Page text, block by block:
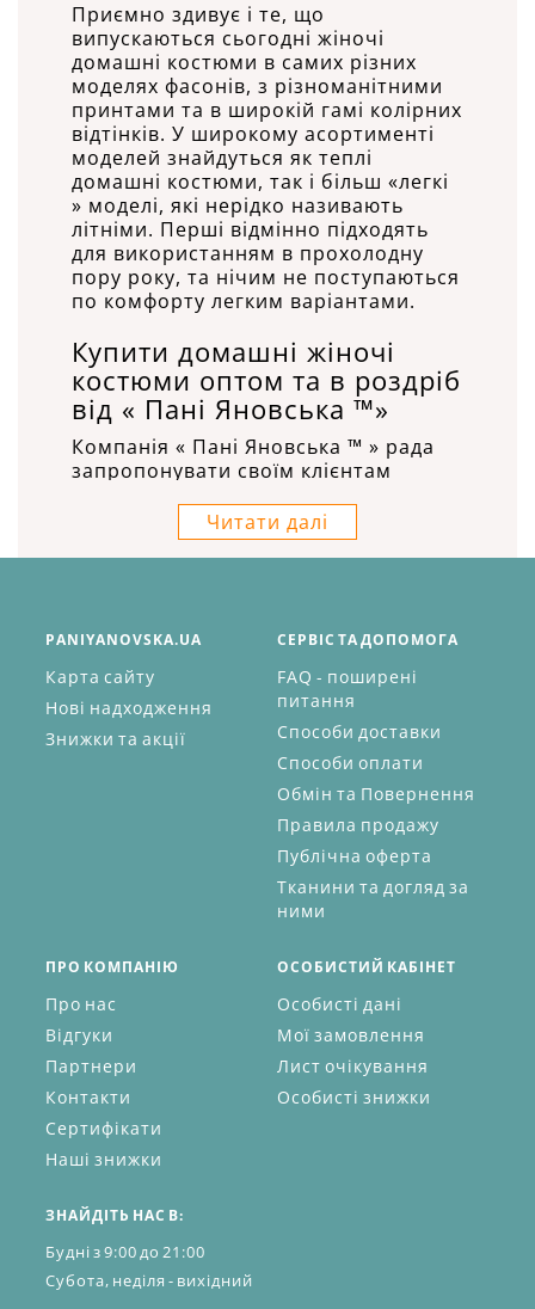
Приємно здивує і те, що
випускаються сьогодні жіночі
домашні костюми в самих різних
моделях фасонів, з різноманітними
принтами та в широкій гамі колірних
відтінків. У широкому асортименті
моделей знайдуться як теплі
домашні костюми, так і більш «легкі
» моделі, які нерідко називають
літніми. Перші відмінно підходять
для використанням в прохолодну
пору року, та нічим не поступаються
по комфорту легким варіантами.
Купити домашні жіночі
костюми оптом та в роздріб
від « Пані Яновська ™»
Компанія « Пані Яновська ™ » рада
запропонувати своїм клієнтам
костюмів, виконаних з натуральних
матеріалів. Ми є виробниками
всього реалізованого одягу, завдяки
У нас ви можете вже зараз купити
домашні велюрові костюми, а також
трикотажні вироби, причому як в
єдиному екземплярі, так і
оформивши замовлення на поставку
опту. Всі товари реалізуються з
Читати далі
PANIYANOVSKA.UA
Карта сайту
Нові надходження
Знижки та акції
СЕРВІС ТА ДОПОМОГА
FAQ - поширені
питання
Способи доставки
Способи оплати
Обмін та Повернення
Правила продажу
Публічна оферта
Тканини та догляд за
ними
ПРО КОМПАНІЮ
Про нас
Відгуки
Партнери
Контакти
Сертифікати
Наші знижки
ОСОБИСТИЙ КАБІНЕТ
Особисті дані
Мої замовлення
Лист очікування
Особисті знижки
ЗНАЙДІТЬ НАС В:
Будні з 9:00 до 21:00
Субота, неділя - вихідний